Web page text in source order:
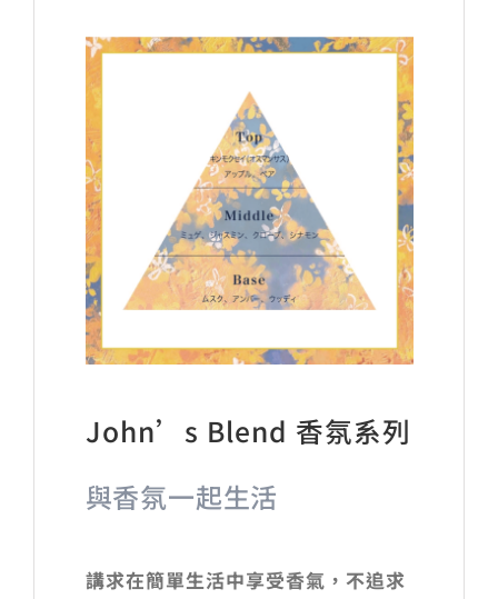
John’s Blend 香氛系列
與香氛一起生活
講求在簡單生活中享受香氣，不追求